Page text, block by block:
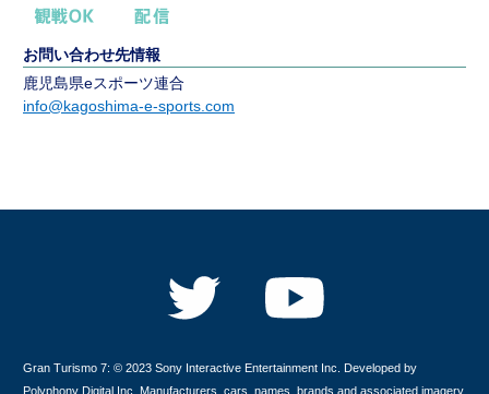
お問い合わせ先情報
鹿児島県eスポーツ連合
info@kagoshima-e-sports.com
Gran Turismo 7: © 2023 Sony Interactive Entertainment Inc. Developed by
Polyphony Digital Inc. Manufacturers, cars, names, brands and associated imagery